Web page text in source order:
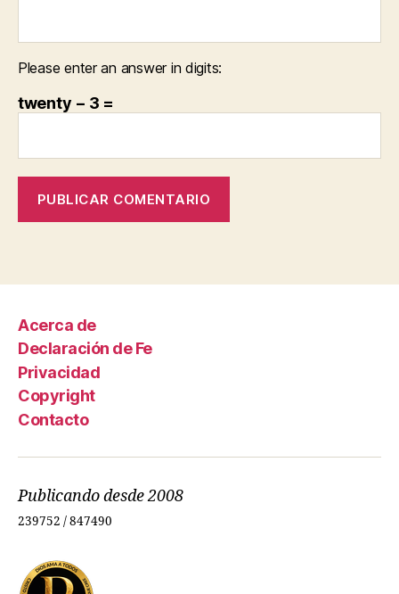
Please enter an answer in digits:
twenty − 3 =
Acerca de
Declaración de Fe
Privacidad
Copyright
Contacto
Publicando desde 2008
239752 / 847490